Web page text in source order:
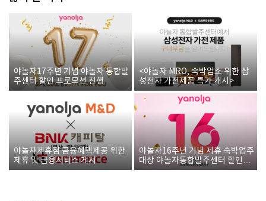
야놀자17주년 기념 야놀자 통합발
주센터 할인 프로모션 진행
<야놀자 MRO, 숙박업소 위한 삼
성전자 가전제품 특가 개시>
야놀자제휴점 금융혜택제공 위한
제휴 및 금융서비스 게시
야놀자16주년 기념 제휴 숙박업주
대상 야놀자통합발주센터 할인쿠
폰 증정